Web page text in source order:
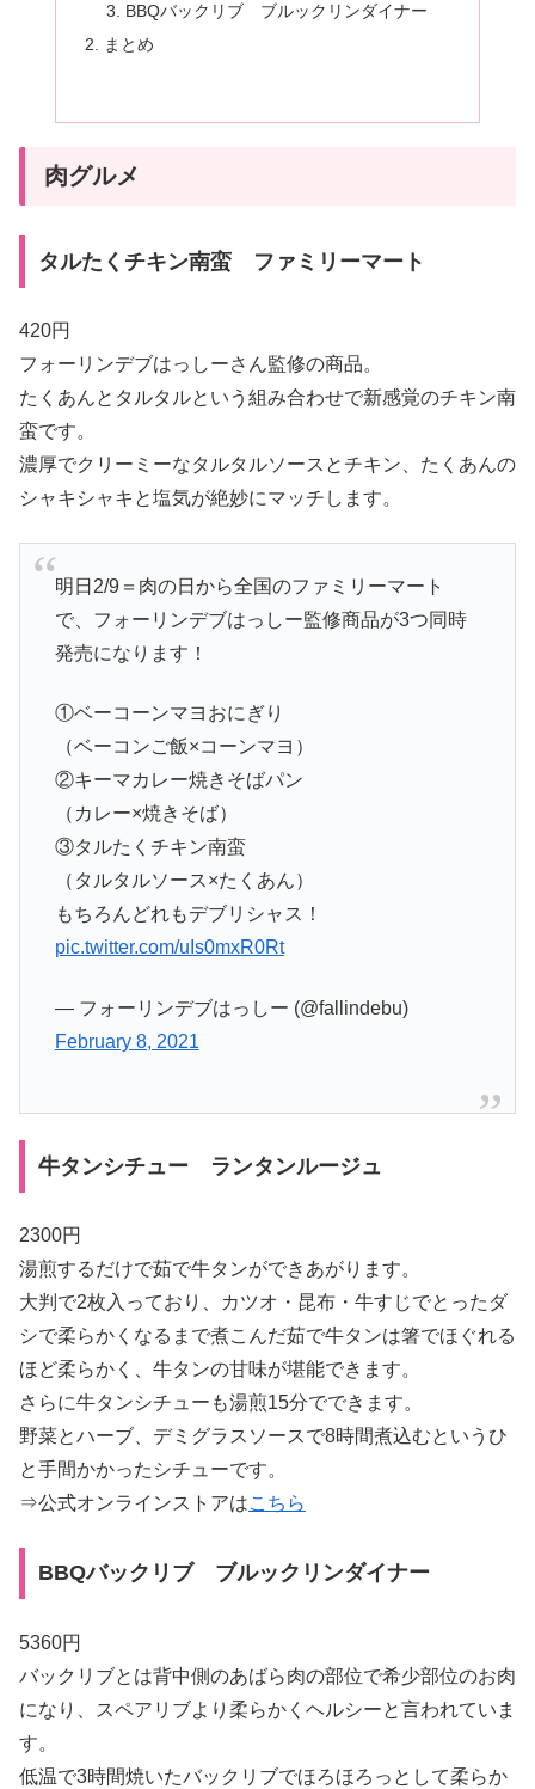
BBQバックリブ ブルックリンダイナー
まとめ
肉グルメ
タルたくチキン南蛮 ファミリーマート
420円
フォーリンデブはっしーさん監修の商品。
たくあんとタルタルという組み合わせで新感覚のチキン南
蛮です。
濃厚でクリーミーなタルタルソースとチキン、たくあんの
シャキシャキと塩気が絶妙にマッチします。
明日2/9＝肉の日から全国のファミリーマート
で、フォーリンデブはっしー監修商品が3つ同時
発売になります！
①ベーコーンマヨおにぎり
（ベーコンご飯×コーンマヨ）
②キーマカレー焼きそばパン
（カレー×焼きそば）
③タルたくチキン南蛮
（タルタルソース×たくあん）
もちろんどれもデブリシャス！
pic.twitter.com/uIs0mxR0Rt
— フォーリンデブはっしー (@fallindebu)
February 8, 2021
牛タンシチュー ランタンルージュ
2300円
湯煎するだけで茹で牛タンができあがります。
大判で2枚入っており、カツオ・昆布・牛すじでとったダ
シで柔らかくなるまで煮こんだ茹で牛タンは箸でほぐれる
ほど柔らかく、牛タンの甘味が堪能できます。
さらに牛タンシチューも湯煎15分でできます。
野菜とハーブ、デミグラスソースで8時間煮込むというひ
と手間かかったシチューです。
⇒公式オンラインストアはこちら
BBQバックリブ ブルックリンダイナー
5360円
バックリブとは背中側のあばら肉の部位で希少部位のお肉
になり、スペアリブより柔らかくヘルシーと言われていま
す。
低温で3時間焼いたバックリブでほろほろっとして柔らか